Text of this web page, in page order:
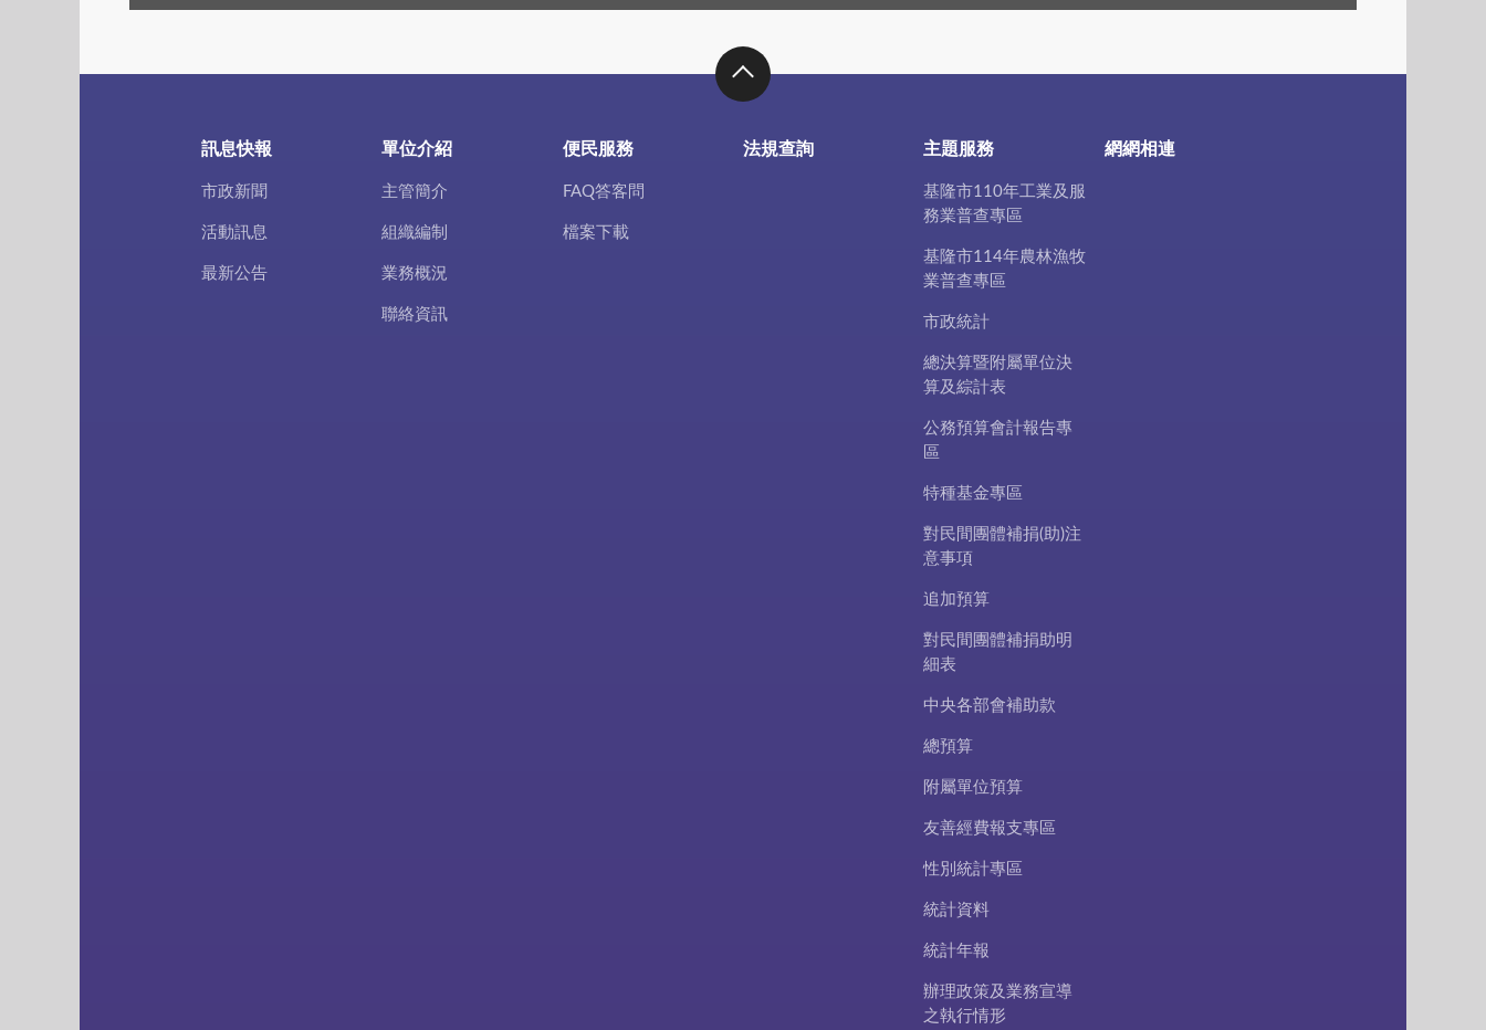
訊息快報
市政新聞
活動訊息
最新公告
單位介紹
主管簡介
組織編制
業務概況
聯絡資訊
便民服務
FAQ答客問
檔案下載
法規查詢 主題服務
基隆市110年工業及服
務業普查專區
基隆市114年農林漁牧
業普查專區
市政統計
總決算暨附屬單位決
算及綜計表
公務預算會計報告專
區
特種基金專區
對民間團體補捐(助)注
意事項
追加預算
對民間團體補捐助明
細表
中央各部會補助款
總預算
附屬單位預算
友善經費報支專區
性別統計專區
統計資料
統計年報
辦理政策及業務宣導
之執行情形
網網相連